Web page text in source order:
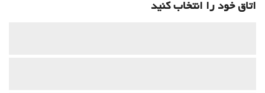
اتاق خود را انتخاب کنید